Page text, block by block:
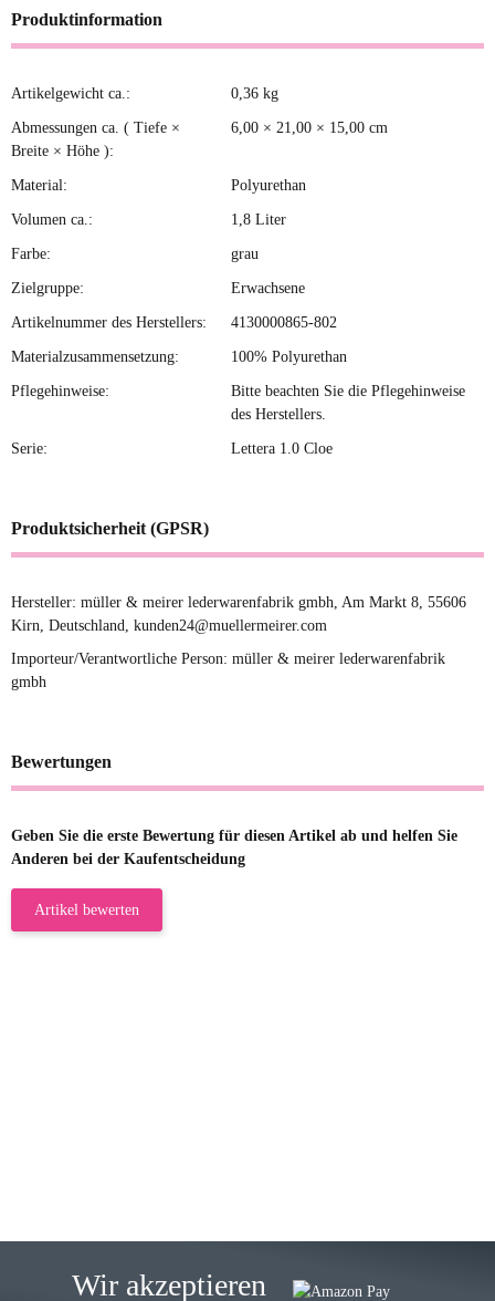
Produktinformation
Produkteigenschaft
Wert
Artikelgewicht ca.: 0,36 kg
Abmessungen ca. ( Tiefe ×
Breite × Höhe ):
6,00 × 21,00 × 15,00 cm
Material: Polyurethan
Volumen ca.: 1,8 Liter
Farbe: grau
Zielgruppe: Erwachsene
Artikelnummer des Herstellers: 4130000865-802
Materialzusammensetzung: 100% Polyurethan
Pflegehinweise:
Bitte beachten Sie die Pflegehinweise
des Herstellers.
Serie: Lettera 1.0 Cloe
Produktsicherheit (GPSR)
Hersteller: müller & meirer lederwarenfabrik gmbh, Am Markt 8, 55606
Kirn, Deutschland, kunden24@muellermeirer.com
Importeur/Verantwortliche Person: müller & meirer lederwarenfabrik
gmbh
Bewertungen
Geben Sie die erste Bewertung für diesen Artikel ab und helfen Sie
Anderen bei der Kaufentscheidung
Artikel bewerten
Lieferung, man kann bedenkenlos
Wir akzeptieren